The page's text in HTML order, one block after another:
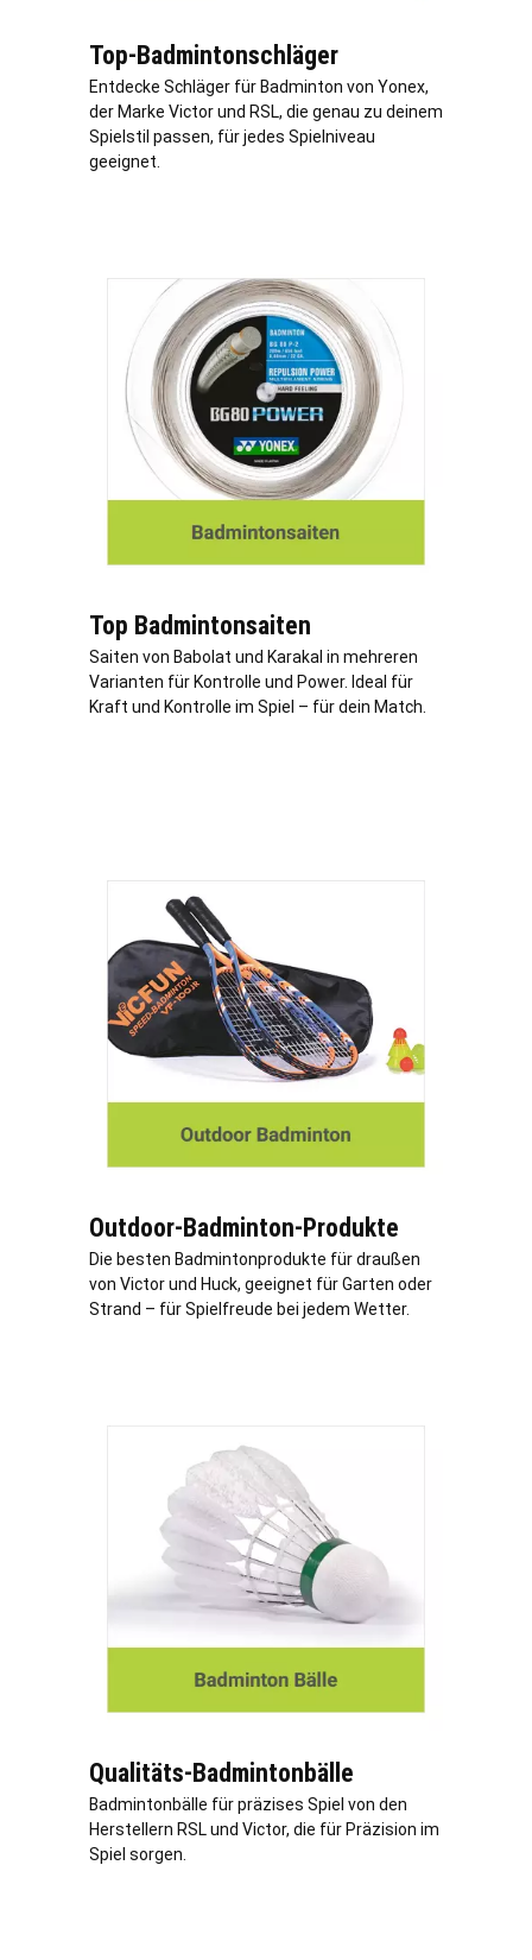
Top-Badmintonschläger
Entdecke Schläger für Badminton von Yonex,
der Marke Victor und RSL, die genau zu deinem
Spielstil passen, für jedes Spielniveau
geeignet.
Top Badmintonsaiten
Saiten von Babolat und Karakal in mehreren
Varianten für Kontrolle und Power. Ideal für
Kraft und Kontrolle im Spiel – für dein Match.
Outdoor-Badminton-Produkte
Die besten Badmintonprodukte für draußen
von Victor und Huck, geeignet für Garten oder
Strand – für Spielfreude bei jedem Wetter.
Qualitäts-Badmintonbälle
Badmintonbälle für präzises Spiel von den
Herstellern RSL und Victor, die für Präzision im
Spiel sorgen.